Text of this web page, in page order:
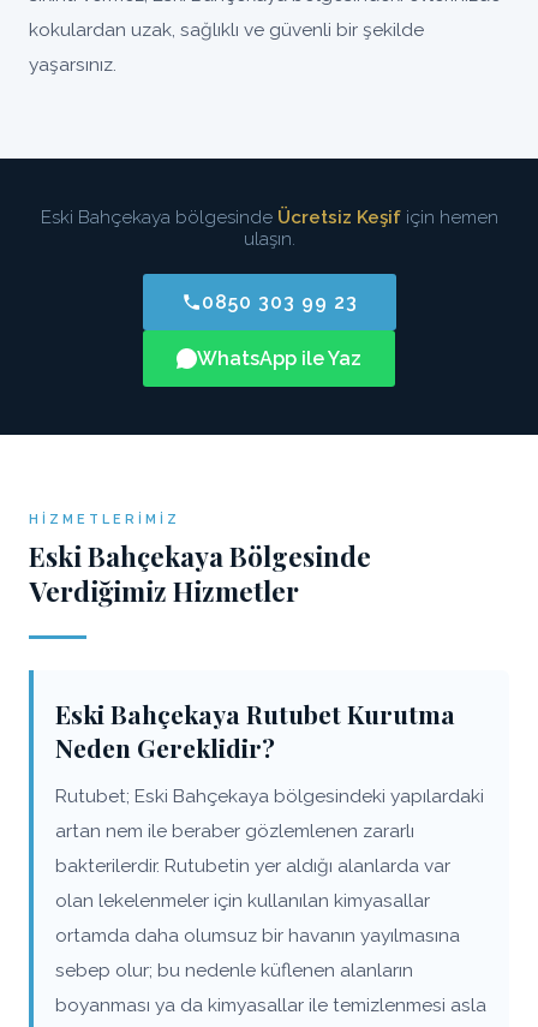
kokulardan uzak, sağlıklı ve güvenli bir şekilde
yaşarsınız.
Eski Bahçekaya bölgesinde Ücretsiz Keşifiçin hemen
ulaşın.
0850 303 99 23
WhatsApp ile Yaz
HIZMETLERIMIZ
Eski Bahçekaya Bölgesinde
Verdiğimiz Hizmetler
Eski Bahçekaya Rutubet Kurutma
Neden Gereklidir?
Rutubet; Eski Bahçekaya bölgesindeki yapılardaki
artan nem ile beraber gözlemlenen zararlı
bakterilerdir. Rutubetin yer aldığı alanlarda var
olan lekelenmeler için kullanılan kimyasallar
ortamda daha olumsuz bir havanın yayılmasına
sebep olur; bu nedenle küflenen alanların
boyanması ya da kimyasallar ile temizlenmesi asla